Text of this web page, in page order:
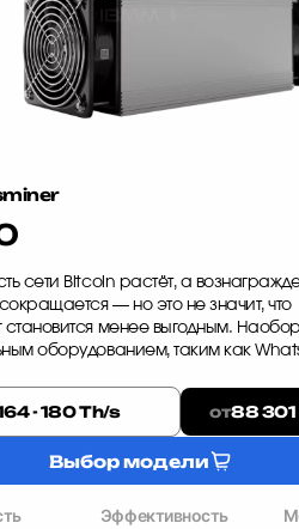
сети Bitcoin растёт, а
— но это не значит, что
становится менее выгодным.
оборудованием, таким как
Курс B...
- 180 Th/s от88 301
Выбор модели
Эффективность